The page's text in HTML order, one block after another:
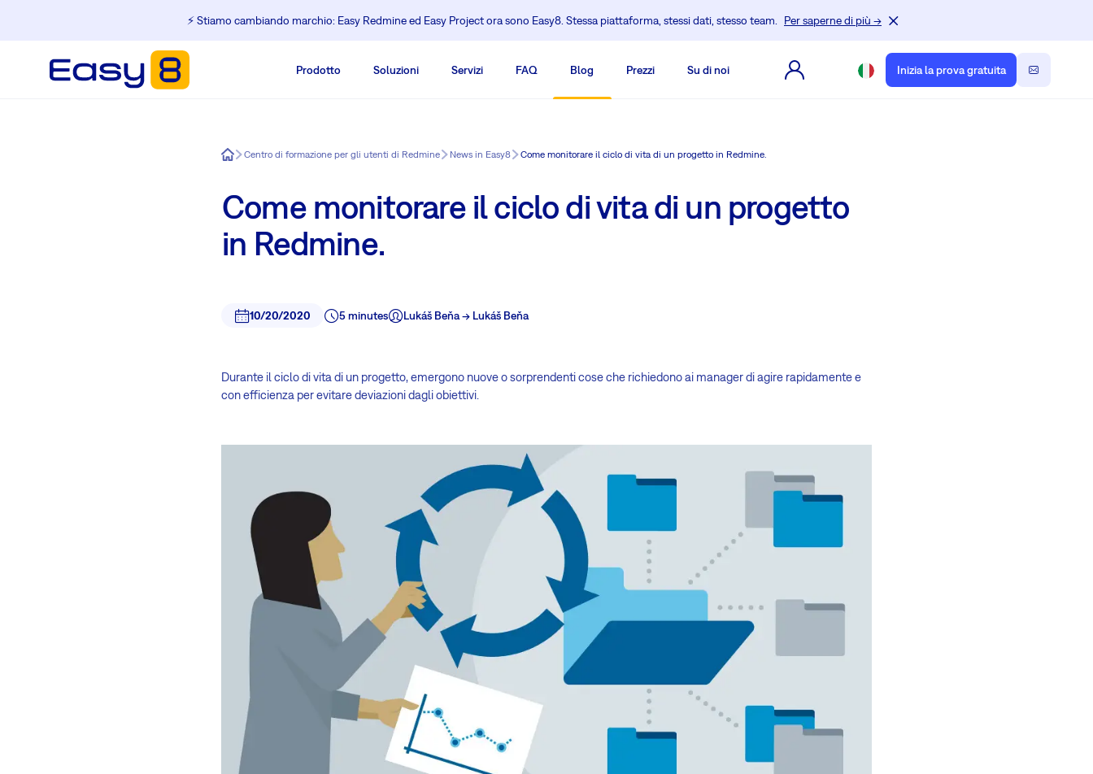
⚡️ Stiamo cambiando marchio: Easy Redmine ed Easy Project ora sono Easy8. Stessa piattaforma, stessi dati, stesso team. Per saperne di più →
Prodotto Soluzioni Servizi FAQ Blog Prezzi Su di noi Inizia la prova gratuita
Easy8Centro di formazione per gli utenti di Redmine News in Easy8 Come monitorare il ciclo di vita di un progetto in Redmine.
Come monitorare il ciclo di vita di un progetto
in Redmine.
10/20/2020 5 minutes Lukáš Beňa -> Lukáš Beňa
Durante il ciclo di vita di un progetto, emergono nuove o sorprendenti cose che richiedono ai manager di agire rapidamente e
con efficienza per evitare deviazioni dagli obiettivi.